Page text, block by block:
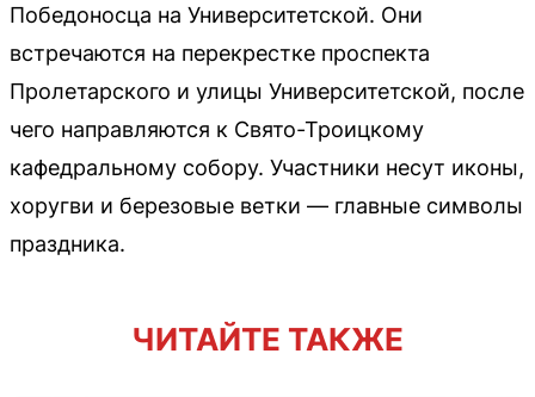
Победоносца на Университетской. Они
встречаются на перекрестке проспекта
Пролетарского и улицы Университетской, после
чего направляются к Свято-Троицкому
кафедральному собору. Участники несут иконы,
хоругви и березовые ветки — главные символы
праздника.
ЧИТАЙТЕ ТАКЖЕ